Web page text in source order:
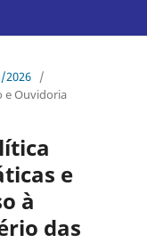
2026 /
e Ouvidoria
e
à
das